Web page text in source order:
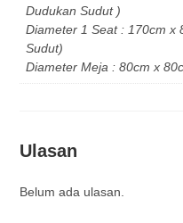
Dudukan Sudut )
Diameter 1 Seat : 170cm x
Sudut)
Diameter Meja : 80cm x
Ulasan
Belum ada ulasan.